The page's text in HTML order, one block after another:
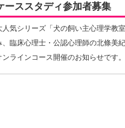
ーススタディ参加者募集
人気シリーズ「犬の飼い主心理学教
、臨床心理士・公認心理師の北條美
ンラインコース開催のお知らせです
ースは2本立てになっています。・ケ